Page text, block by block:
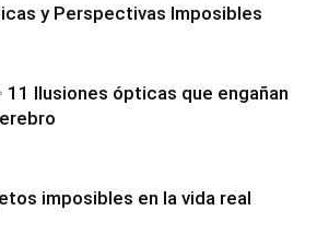
y Perspectivas Imposibles
11 Ilusiones ópticas que engañan
imposibles en la vida real